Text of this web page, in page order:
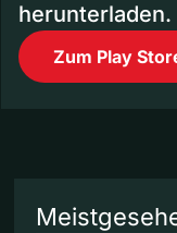
herunterladen.
Zum Play